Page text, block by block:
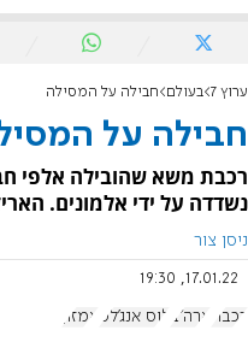
ערוץ 7 בעולם חבילה על המסילה
חבילה על
רכבת משא שהובילה אלפי
נשדדה על ידי אלמונים.
ניסן צור
17.01.22, 19:30
רכבת ארה"ב לוס אנג'לס אמזון